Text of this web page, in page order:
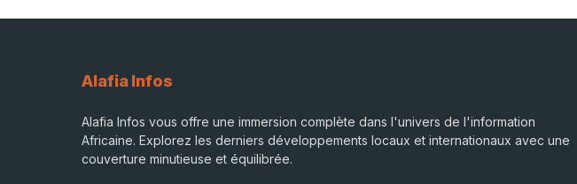
Alafia Infos
Alafia Infos vous offre une immersion complète dans l'univers de l'information
Africaine. Explorez les derniers développements locaux et internationaux avec une
couverture minutieuse et équilibrée.